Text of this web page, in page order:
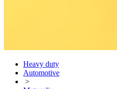
Heavy duty
Automotive
>